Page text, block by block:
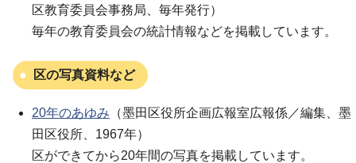
区教育委員会事務局、毎年発行）
毎年の教育委員会の統計情報などを掲載しています。
区の写真資料など
20年のあゆみ （墨田区役所企画広報室広報係／編集、墨
田区役所、1967年）
区ができてから20年間の写真を掲載しています。